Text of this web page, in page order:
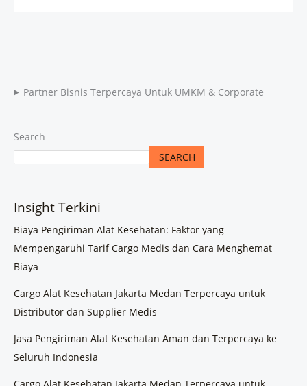
Partner Bisnis Terpercaya Untuk UMKM & Corporate
Search
SEARCH
Insight Terkini
Biaya Pengiriman Alat Kesehatan: Faktor yang
Mempengaruhi Tarif Cargo Medis dan Cara Menghemat
Biaya
Cargo Alat Kesehatan Jakarta Medan Terpercaya untuk
Distributor dan Supplier Medis
Jasa Pengiriman Alat Kesehatan Aman dan Terpercaya ke
Seluruh Indonesia
Cargo Alat Kesehatan Jakarta Medan Terpercaya untuk